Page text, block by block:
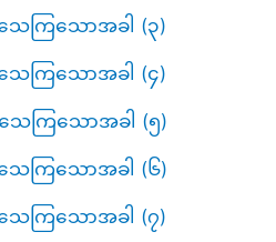
ေကြသောအခါ (၃)
ေကြသောအခါ (၄)
ေကြသောအခါ (၅)
ေကြသောအခါ (၆)
ေကြသောအခါ (၇)